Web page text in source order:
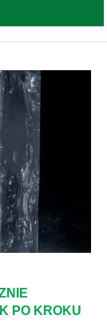
PO KROKU